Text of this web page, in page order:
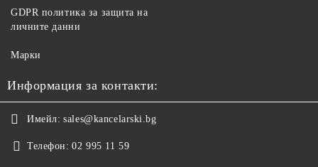
GDPR политика за защита на
личните данни
Марки
Информация за контакти:
Имейл: sales@kancelarski.bg
Телефон: 02 995 11 59